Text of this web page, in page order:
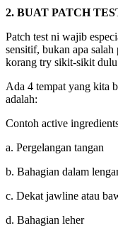
2. BUAT PATCH
Patch test ni wajib
sensitif, bukan apa
korang try sikit-sikit dulu
Ada 4 tempat yang kita
adalah:
Contoh active
a. Pergelangan tangan
b. Bahagian dalam
c. Dekat jawline atau
d. Bahagian leher